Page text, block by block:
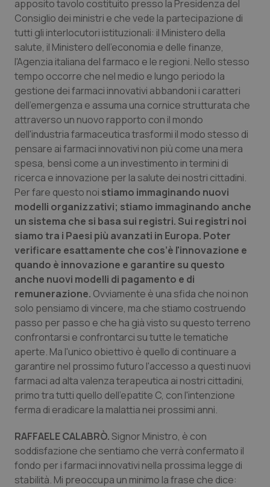
apposito tavolo costituito presso la Presidenza del
Consiglio dei ministri e che vede la partecipazione di
tutti gli interlocutori istituzionali: il Ministero della
salute, il Ministero dell'economia e delle finanze,
l'Agenzia italiana del farmaco e le regioni. Nello stesso
tempo occorre che nel medio e lungo periodo la
gestione dei farmaci innovativi abbandoni i caratteri
dell'emergenza e assuma una cornice strutturata che
attraverso un nuovo rapporto con il mondo
dell'industria farmaceutica trasformi il modo stesso di
pensare ai farmaci innovativi non più come una mera
spesa, bensì come a un investimento in termini di
ricerca e innovazione per la salute dei nostri cittadini.
Per fare questo noi stiamo immaginando nuovi
modelli organizzativi; stiamo immaginando anche
un sistema che si basa sui registri. Sui registri noi
siamo tra i Paesi più avanzati in Europa. Poter
verificare esattamente che cos’è l'innovazione e
quando è innovazione e garantire su questo
anche nuovi modelli di pagamento e di
remunerazione. Ovviamente è una sfida che noi non
solo pensiamo di vincere, ma che stiamo costruendo
passo per passo e che ha già visto su questo terreno
confrontarsi e confrontarci su tutte le tematiche
aperte. Ma l'unico obiettivo è quello di continuare a
garantire nel prossimo futuro l'accesso a questi nuovi
farmaci ad alta valenza terapeutica ai nostri cittadini,
primo tra tutti quello dell'epatite C, con l'intenzione
ferma di eradicare la malattia nei prossimi anni.
RAFFAELE CALABRÒ.Signor Ministro, è con
soddisfazione che sentiamo che verrà confermato il
fondo per i farmaci innovativi nella prossima legge di
stabilità. Mi preoccupa un minimo la frase che dice: